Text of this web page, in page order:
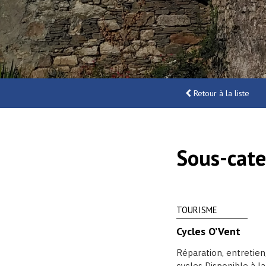
Retour à la liste
Sous-
TOURISME
Cycles O’Vent
Réparation,